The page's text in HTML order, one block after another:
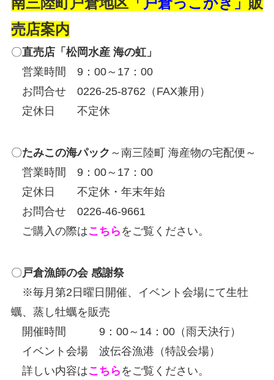
売店案内
〇直売店「松岡水産 海の虹」
営業時間 9：00～17：00
お問合せ 0226-25-8762（FAX兼用）
定休日 不定休
〇たみこの海パック ～南三陸町 海産物の宅配便～
営業時間 9：00～17：00
定休日 不定休・年末年始
お問合せ 0226-46-9661
ご購入の際はこちら をご覧ください。
〇 戸倉漁師の会 感謝祭
※毎月第2日曜日開催、イベント会場にて生牡
蠣、蒸し牡蠣を販売
開催時間 9：00～14：00（雨天決行）
イベント会場 波伝谷漁港（特設会場）
詳しい内容はこちら をご覧ください。